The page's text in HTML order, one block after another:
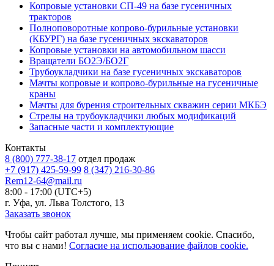
Копровые установки СП-49 на базе гусеничных
тракторов
Полноповоротные копрово-бурильные установки
(КБУРГ) на базе гусеничных экскаваторов
Копровые установки на автомобильном шасси
Вращатели БО2Э/БО2Г
Трубоукладчики на базе гусеничных экскаваторов
Мачты копровые и копрово-бурильные на гусеничные
краны
Мачты для бурения строительных скважин серии МКБЭ
Стрелы на трубоукладчики любых модификаций
Запасные части и комплектующие
Контакты
8 (800) 777-38-17 отдел продаж
+7 (917) 425-59-99 8 (347) 216-30-86
Rem12-64@mail.ru
8:00 - 17:00 (UTC+5)
г. Уфа, ул. Льва Толстого, 13
Заказать звонок
Чтобы сайт работал лучше, мы применяем cookie. Спасибо,
что вы с нами! Согласие на использование файлов cookie.